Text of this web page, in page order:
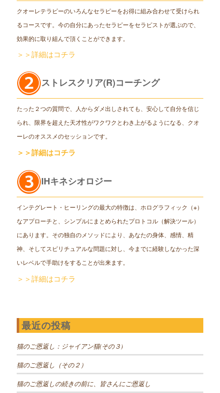
クオーレテラピーのいろんなセラピーをお得に組み合わせて受けられ
るコースです。今の自分にあったセラピーをセラピストが選ぶので、
効果的に取り組んで頂くことができます。
＞＞詳細はコチラ
ストレスクリア(R)コーチング
たった２つの質問で、人からダメ出しされても、安心して自分を信じ
られ、限界を超えた天才性がワクワクとわき上がるようになる、クオ
ーレのオススメのセッションです。
＞＞詳細はコチラ
IHキネシオロジー
インテグレート・ヒーリングの最大の特徴は、ホログラフィック（※）
なアプローチと、シンプルにまとめられたプロトコル（解決ツール）
にあります。その独自のメソッドにより、あなたの身体、感情、精
神、そしてスピリチュアルな問題に対し、今までに経験しなかった深
いレベルで手助けをすることが出来ます。
＞＞詳細はコチラ
最近の投稿
猫のご恩返し：ジャイアン猫(その３)
猫のご恩返し（その２）
猫のご恩返しの続きの前に、皆さんにご恩返し